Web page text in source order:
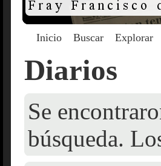
Inicio Buscar Explorar
Diarios
Se
búsqueda.